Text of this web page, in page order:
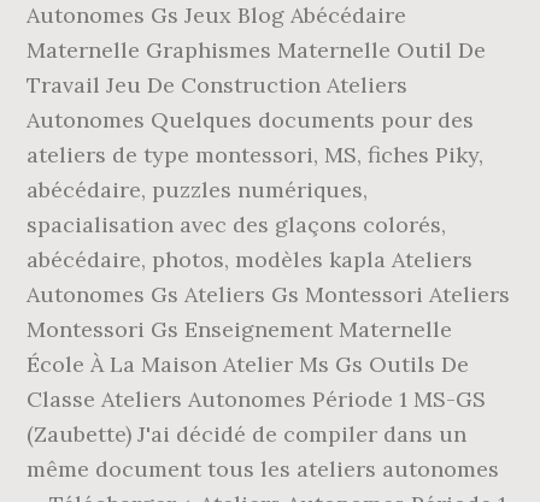
Autonomes Gs Jeux Blog Abécédaire
Maternelle Graphismes Maternelle Outil De
Travail Jeu De Construction Ateliers
Autonomes Quelques documents pour des
ateliers de type montessori, MS, fiches Piky,
abécédaire, puzzles numériques,
spacialisation avec des glaçons colorés,
abécédaire, photos, modèles kapla Ateliers
Autonomes Gs Ateliers Gs Montessori Ateliers
Montessori Gs Enseignement Maternelle
École À La Maison Atelier Ms Gs Outils De
Classe Ateliers Autonomes Période 1 MS-GS
(Zaubette) J'ai décidé de compiler dans un
même document tous les ateliers autonomes